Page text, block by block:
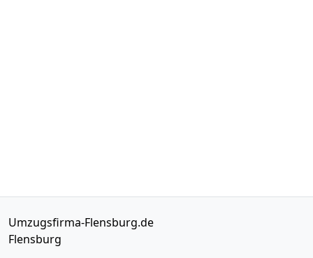
Umzugsfirma-Flensburg.de
Flensburg